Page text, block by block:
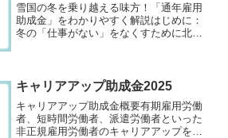
雪国の冬を乗り越える味方！「通年雇用
助成金」をわかりやすく解説はじめに：
冬の「仕事がない」をなくすために北海
は、毎年頭を悩ませる大きな...
キャリアアップ助成金2025
キャリアアップ助成金概要有期雇用労働
者、短時間労働者、派遣労働者といった
非正規雇用労働者のキャリアアップを促